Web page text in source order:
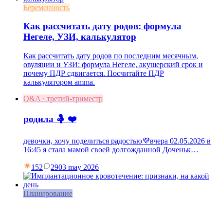
Беременность
Как рассчитать дату родов: формула
Негеле, УЗИ, калькулятор
Как рассчитать дату родов по последним месячным,
овуляции и УЗИ: формула Негеле, акушерский срок и
почему ПДР сдвигается. Посчитайте ПДР
калькулятором amma.
Q&A · третий-триместр
родила 🤱 ❤️
девочки, хочу поделиться радостью💜вчера 02.05.2026 в
16:45 я стала мамой своей долгожданной Доченьк…
152 2903 may 2026
Планирование